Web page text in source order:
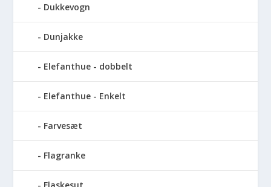
Dukkevogn
Dunjakke
Elefanthue - dobbelt
Elefanthue - Enkelt
Farvesæt
Flagranke
Flaskesut